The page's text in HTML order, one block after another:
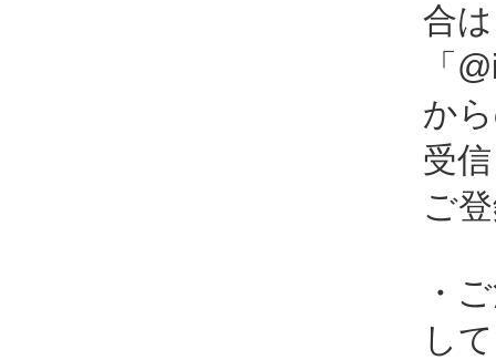
合
「
か
受
ご
・
し